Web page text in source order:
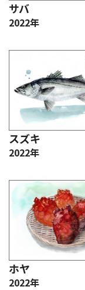
サバ
2022年
スズキ
2022年
ホヤ
2022年